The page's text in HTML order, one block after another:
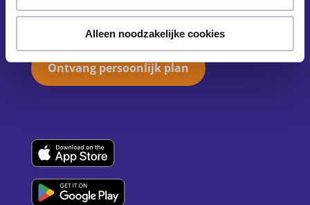
Alleen noodzakelijke cookies
Dé #1 app voor ouders
Ontvang persoonlijk plan